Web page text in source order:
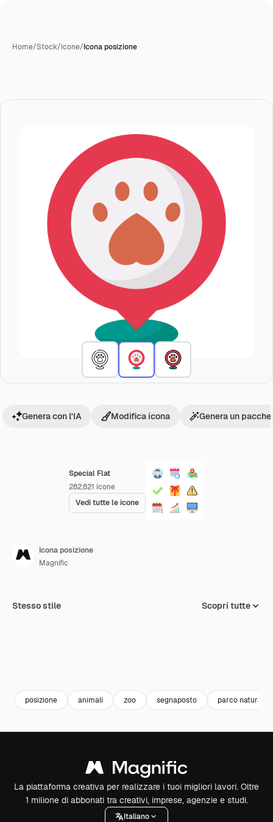
Home/Stock/Icone/Icona posizione
Special Flat
282,821 Icone
Vedi tutte le icone
Genera con l'IA Modifica icona Genera un
Icona posizione
Magnific
Stesso stile Scopri tutte
posizione animali zoo segnaposto parco naturale
La piattaforma creativa per realizzare i tuoi migliori lavori. Oltre
1 milione di abbonati tra creativi, imprese, agenzie e studi.
Italiano